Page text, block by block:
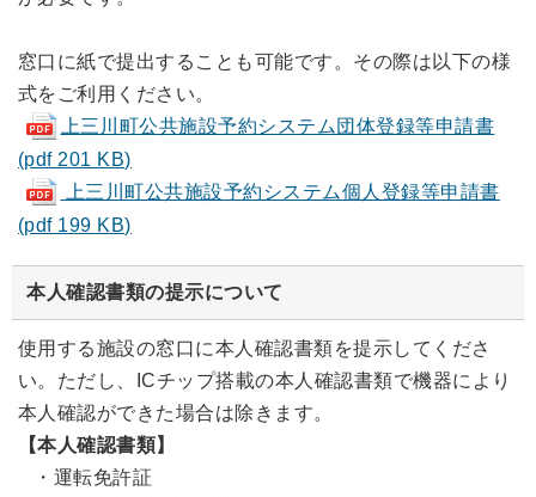
窓口に紙で提出することも可能です。その際は以下の様
式をご利用ください。
上三川町公共施設予約システム団体登録等申請書
(pdf 201 KB)
上三川町公共施設予約システム個人登録等申請書
(pdf 199 KB)
本人確認書類の提示について
使用する施設の窓口に本人確認書類を提示してくださ
い。ただし、ICチップ搭載の本人確認書類で機器により
本人確認ができた場合は除きます。
【本人確認書類】
・運転免許証